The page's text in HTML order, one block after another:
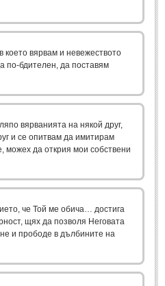
(27)
(41)
(83)
което вярвам и невежеството
по-бдителен, да поставям
вярванията на някой друг,
и се опитвам да имитирам
можех да открия мои собствени
че Той ме обича… достига
щях да позволя Неговата
и прободе в дълбините на